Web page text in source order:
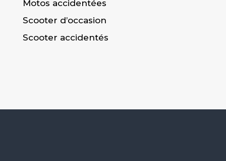
Motos accidentées
Scooter d’occasion
Scooter accidentés